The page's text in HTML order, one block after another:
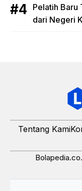
Pelatih Baru
dari Negeri
Tentang Kami